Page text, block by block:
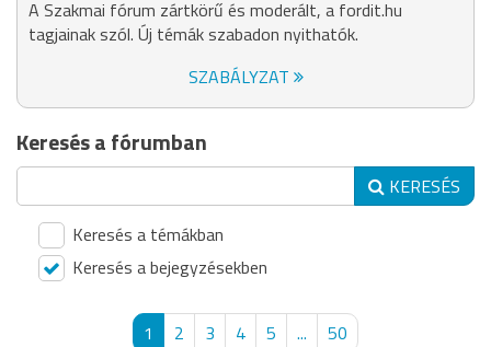
A Szakmai fórum zártkörű és moderált, a fordit.hu
tagjainak szól. Új témák szabadon nyithatók.
SZABÁLYZAT
Keresés a fórumban
KERESÉS
Keresés a témákban
Keresés a bejegyzésekben
1 2 3 4 5 ...
50